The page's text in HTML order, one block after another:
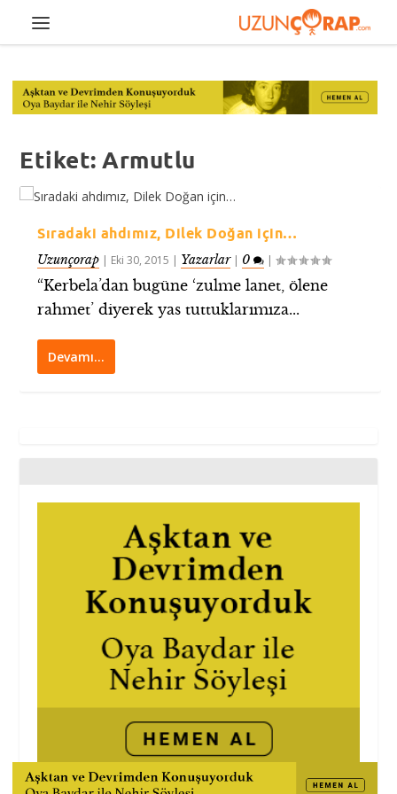
Etiket:Armutlu
Sıradaki ahdımız, Dilek Doğan için…
Uzunçorap | Eki 30, 2015 | Yazarlar| 0 |
“Kerbela’dan bugüne ‘zulme lanet, ölene
rahmet’ diyerek yas tuttuklarımıza...
Devamı…